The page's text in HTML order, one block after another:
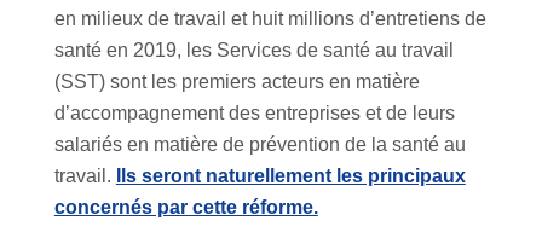
en milieux de travail et huit millions d’entretiens de
santé en 2019, les Services de santé au travail
(SST) sont les premiers acteurs en matière
d’accompagnement des entreprises et de leurs
salariés en matière de prévention de la santé au
travail.
Ils seront naturellement les principaux
concernés par cette réforme.